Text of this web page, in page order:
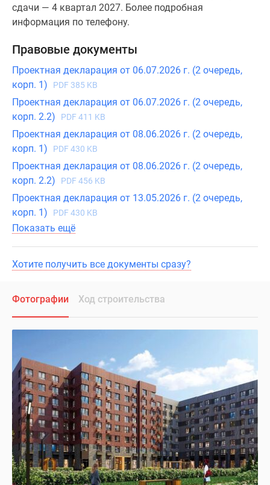
сдачи — 4 квартал 2027. Более подробная
информация по телефону.
Правовые документы
Проектная декларация от 06.07.2026 г. (2 очередь,
корп. 1)
PDF 385 KB
Проектная декларация от 06.07.2026 г. (2 очередь,
корп. 2.2)
PDF 411 KB
Проектная декларация от 08.06.2026 г. (2 очередь,
корп. 1)
PDF 430 KB
Проектная декларация от 08.06.2026 г. (2 очередь,
корп. 2.2)
PDF 456 KB
Проектная декларация от 13.05.2026 г. (2 очередь,
корп. 1)
PDF 430 KB
Показать ещё
Хотите получить все документы сразу?
Фотографии Ход строительства